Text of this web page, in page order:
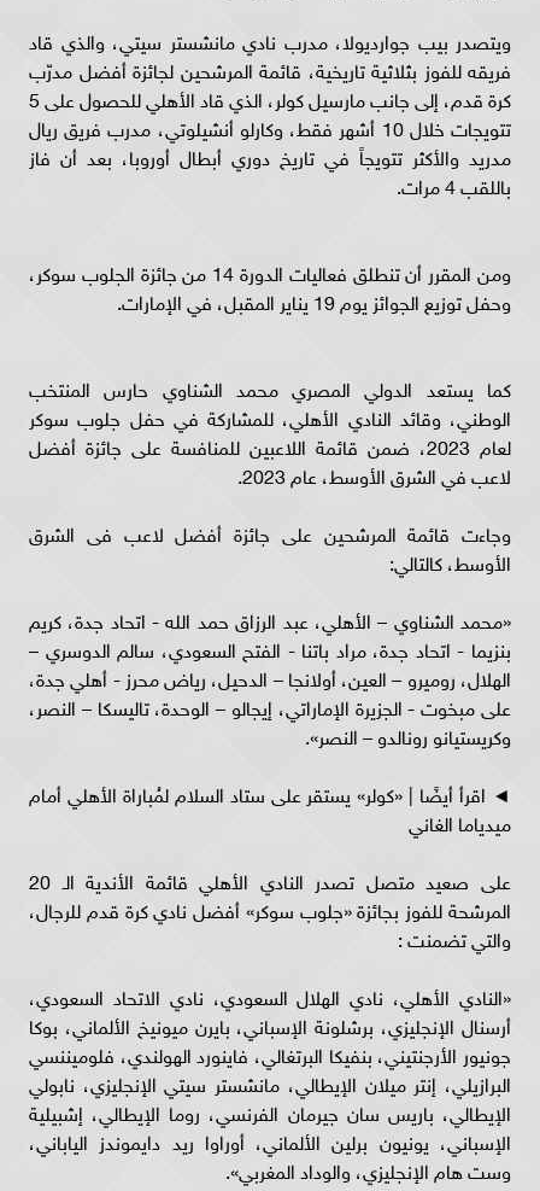
ويتصدر بيب جوارديولا، مدرب نادي مانشستر سيتي، والذي قاد
فريقه للفوز بثلاثية تاريخية، قائمة المرشحين لجائزة أفضل مدرّب
كرة قدم، إلى جانب مارسيل كولر، الذي قاد الأهلي للحصول على 5
تتويجات خلال 10 أشهر فقط، وكارلو أنشيلوتي، مدرب فريق ريال
مدريد والأكثر تتويجاً في تاريخ دوري أبطال أوروبا، بعد أن فاز
باللقب 4 مرات.
ومن المقرر أن تنطلق فعاليات الدورة 14 من جائزة الجلوب سوكر،
وحفل توزيع الجوائز يوم 19 يناير المقبل، في الإمارات.
كما يستعد الدولي المصري محمد الشناوي حارس المنتخب
الوطني، وقائد النادي الأهلي، للمشاركة في حفل جلوب سوكر
لعام 2023، ضمن قائمة اللاعبين للمنافسة على جائزة أفضل
لاعب في الشرق الأوسط، عام 2023.
وجاءت قائمة المرشحين على جائزة أفضل لاعب فى الشرق
الأوسط، كالتالي:
«محمد الشناوي – الأهلي، عبد الرزاق حمد الله - اتحاد جدة، كريم
بنزيما - اتحاد جدة، مراد باتنا - الفتح السعودي، سالم الدوسري –
الهلال، روميرو – العين، أولانجا – الدحيل، رياض محرز - أهلي جدة،
على مبخوت - الجزيرة الإماراتي، إيجالو – الوحدة، تاليسكا – النصر،
وكريستيانو رونالدو – النصر».
◄ اقرأ أيضًا | «كولر» يستقر على ستاد السلام لمُباراة الأهلي أمام
ميدياما الغاني
على صعيد متصل تصدر النادي الأهلي قائمة الأندية الـ 20
المرشحة للفوز بجائزة «جلوب سوكر» أفضل نادي كرة قدم للرجال،
والتي تضمنت :
«النادي الأهلي، نادي الهلال السعودي، نادي الاتحاد السعودي،
أرسنال الإنجليزي، برشلونة الإسباني، بايرن ميونيخ الألماني، بوكا
جونيور الأرجنتيني، بنفيكا البرتغالي، فاينورد الهولندي، فلوميننسي
البرازيلي، إنتر ميلان الإيطالي، مانشستر سيتي الإنجليزي، نابولي
الإيطالي، باريس سان جيرمان الفرنسي، روما الإيطالي، إشبيلية
الإسباني، يونيون برلين الألماني، أوراوا ريد دايموندز الياباني،
وست هام الإنجليزي، والوداد المغربي».